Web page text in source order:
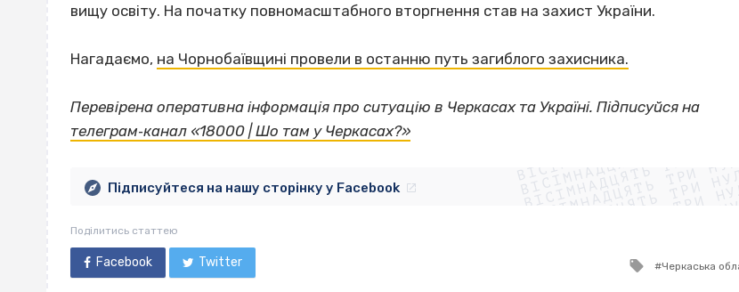
вищу освіту. На початку повномасштабного вторгнення став на захист України.
Нагадаємо, на Чорнобаївщині провели в останню путь загиблого захисника.
Перевірена оперативна інформація про ситуацію в Черкасах та Україні. Підписуйся на
телеграм‐канал «18000 | Шо там у Черкасах?»
ВІСІМНАДЦЯТЬ ТРИ НУЛІ
ВІСІМНАДЦЯТЬ ТРИ
ВІСІМНАДЦЯТЬ ТРИ
ВІСІМНАДЦЯТЬ ТРИ
ВІСІМНАДЦЯТЬ ТРИ
ВІСІМНАДЦЯТЬ ТРИ
ВІСІМНАДЦЯТЬ ТРИ
ВІСІМНАДЦЯТЬ ТРИ
Підписуйтеся на нашу сторінку у Facebook
Поділитись статтею
Facebook Twitter
Tagged
Черкаська